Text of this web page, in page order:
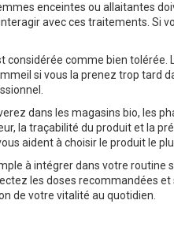
enceintes ou allaitantes
avec ces traitements. Si
considérée comme bien
si vous la prenez trop tard
dans les magasins bio, les
la traçabilité du produit et la
aident à choisir le produit le
à intégrer dans votre
les doses recommandées
de votre vitalité au quotidien.